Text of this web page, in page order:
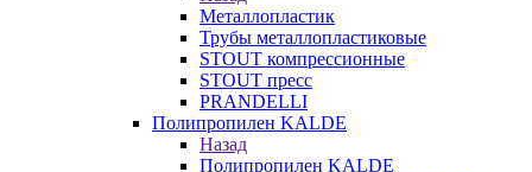
Металлопластик
Трубы металлопластиковые
STOUT компрессионные
STOUT пресс
PRANDELLI
Полипропилен KALDE
Назад
Полипропилен KALDE